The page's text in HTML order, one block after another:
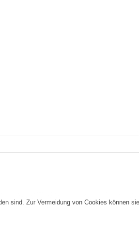
sind. Zur Vermeidung von Cookies können